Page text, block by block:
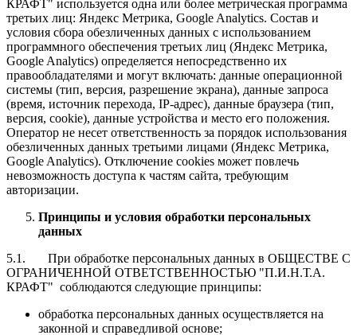
КРАФТ" используется одна или более метрическая программа
третьих лиц: Яндекс Метрика, Google Analytics. Состав и
условия сбора обезличенных данных с использованием
программного обеспечения третьих лиц (Яндекс Метрика,
Google Analytics) определяется непосредственно их
правообладателями и могут включать: данные операционной
системы (тип, версия, разрешение экрана), данные запроса
(время, источник перехода, IP-адрес), данные браузера (тип,
версия, cookie), данные устройства и место его положения.
Оператор не несет ответственность за порядок использования
обезличенных данных третьими лицами (Яндекс Метрика,
Google Analytics). Отключение cookies может повлечь
невозможность доступа к частям сайта, требующим
авторизации.
Принципы и условия обработки персональных
данных
5.1. При обработке персональных данных в ОБЩЕСТВЕ С
ОГРАНИЧЕННОЙ ОТВЕТСТВЕННОСТЬЮ "П.И.Н.Т.А.
КРАФТ" соблюдаются следующие принципы:
обработка персональных данных осуществляется на
законной и справедливой основе;